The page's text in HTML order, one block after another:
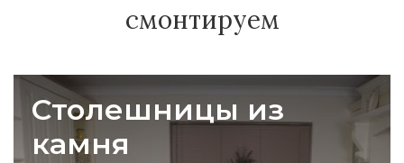
смонтируем
Столешницы из
камня